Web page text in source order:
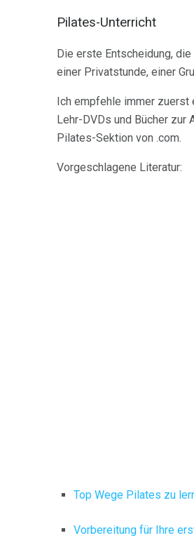
Pilates-Unterricht
Die erste Entscheidung,
einer Privatstunde, einer
Ich empfehle immer zuerst
Lehr-DVDs und Bücher zur
Pilates-Sektion von .com.
Vorgeschlagene Literatur:
Top Wege Pilates zu
Vorbereitung für Ihre